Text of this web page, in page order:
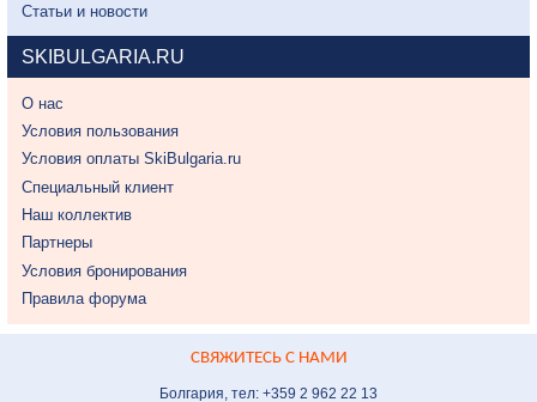
Статьи и новости
SKIBULGARIA.RU
О нас
Условия пользования
Условия оплаты SkiBulgaria.ru
Специальный клиент
Наш коллектив
Партнеры
Условия бронирования
Правила форума
СВЯЖИТЕСЬ С НАМИ
Болгария, тел: +359 2 962 22 13